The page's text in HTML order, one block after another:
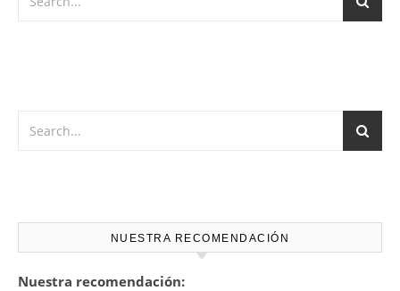
NUESTRA RECOMENDACIÓN
Nuestra recomendación: